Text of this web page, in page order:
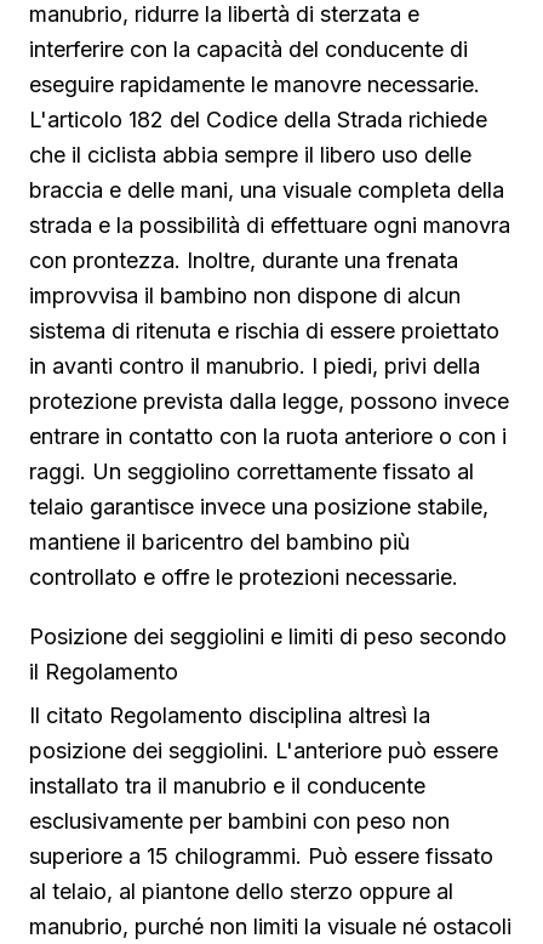
manubrio, ridurre la libertà di sterzata e
interferire con la capacità del conducente di
eseguire rapidamente le manovre necessarie.
L'articolo 182 del Codice della Strada richiede
che il ciclista abbia sempre il libero uso delle
braccia e delle mani, una visuale completa della
strada e la possibilità di effettuare ogni manovra
con prontezza. Inoltre, durante una frenata
improvvisa il bambino non dispone di alcun
sistema di ritenuta e rischia di essere proiettato
in avanti contro il manubrio. I piedi, privi della
protezione prevista dalla legge, possono invece
entrare in contatto con la ruota anteriore o con i
raggi. Un seggiolino correttamente fissato al
telaio garantisce invece una posizione stabile,
mantiene il baricentro del bambino più
controllato e offre le protezioni necessarie.
Posizione dei seggiolini e limiti di peso secondo
il Regolamento
Il citato Regolamento disciplina altresì la
posizione dei seggiolini. L'anteriore può essere
installato tra il manubrio e il conducente
esclusivamente per bambini con peso non
superiore a 15 chilogrammi. Può essere fissato
al telaio, al piantone dello sterzo oppure al
manubrio, purché non limiti la visuale né ostacoli